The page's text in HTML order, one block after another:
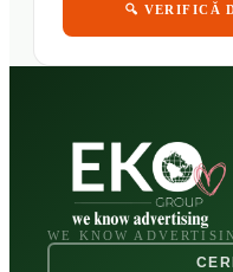
🔍 VERIFICĂ
WE KNOW